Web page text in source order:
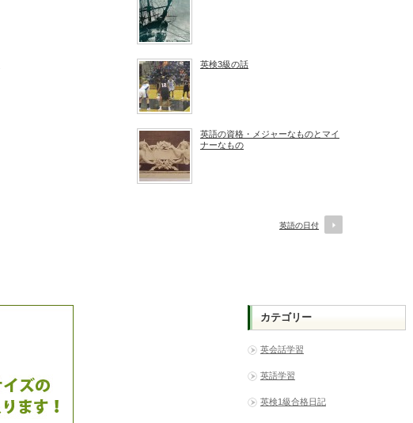
英検3級の話
英語の資格・メジャーなものとマイ
ナーなもの
英語の日付
カテゴリー
英会話学習
英語学習
英検1級合格日記